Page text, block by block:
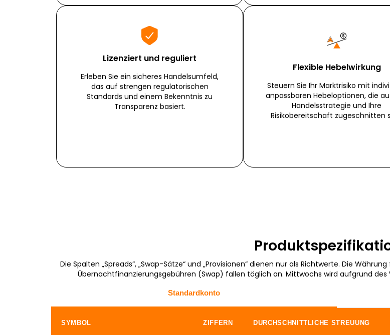
Lizenziert und reguliert
Erleben Sie ein sicheres Handelsumfeld,
das auf strengen regulatorischen
Standards und einem Bekenntnis zu
Transparenz basiert.
Flexible Hebelwirkung
Steuern Sie Ihr Marktrisiko mit
anpassbaren Hebeloptionen, die
Handelsstrategie und Ihre
Risikobereitschaft zugeschnitten
Die Spalten „Spreads“, „Swap-Sätze“ und „Provisionen“ dienen nur als Richtwerte. Die
Übernachtfinanzierungsgebühren (Swap) fallen täglich an. Mittwochs wird aufgrund
Standardkonto
SYMBOL ZIFFERN DURCHSCHNITTLICHE STREUUNG